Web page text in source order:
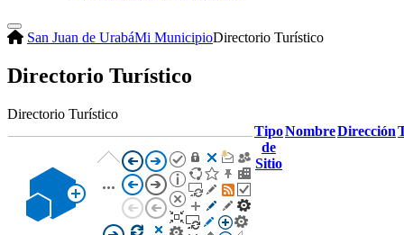
San Juan de UrabáMi MunicipioDirectorio Turístico
Directorio Turístico
Directorio Turístico
Tipo
de
Sitio
NombreDirección